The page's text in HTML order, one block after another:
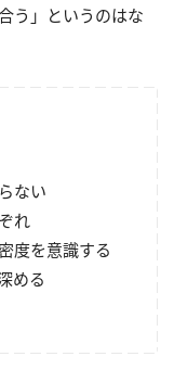
う」というのはな
ない
れ
度を意識する
める